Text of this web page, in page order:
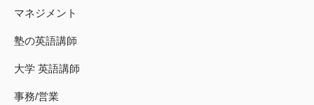
マネジメント
塾の英語講師
大学 英語講師
事務/営業